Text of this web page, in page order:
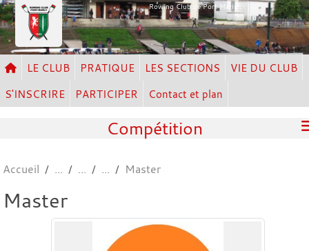
Rowing Club de Port Marly
LE CLUB PRATIQUE LES SECTIONS
VIE DU CLUB
S'INSCRIRE
PARTICIPER Contact et plan
Compétition
Accueil Master
Master
Panneau de gestion des cookies